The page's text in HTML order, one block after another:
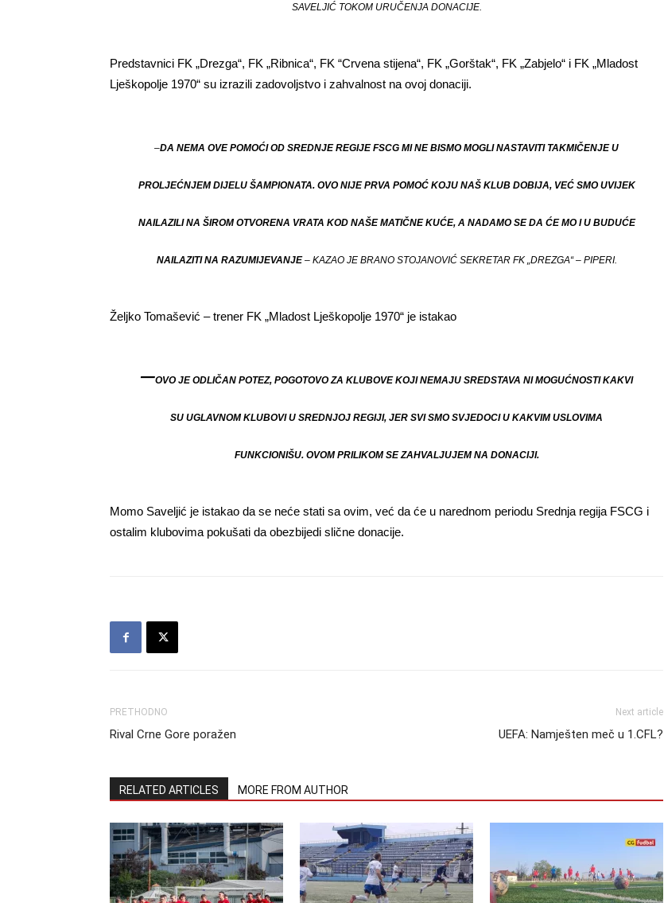
SAVELJIĆ TOKOM URUČENJA DONACIJE.
Predstavnici FK „Drezga“, FK „Ribnica“, FK “Crvena stijena“, FK „Gorštak“, FK „Zabjelo“ i FK „Mladost
Lješkopolje 1970“ su izrazili zadovoljstvo i zahvalnost na ovoj donaciji.
–DA NEMA OVE POMOĆI OD SREDNJE REGIJE FSCG MI NE BISMO MOGLI NASTAVITI TAKMIČENJE U
PROLJEĆNJEM DIJELU ŠAMPIONATA. OVO NIJE PRVA POMOĆ KOJU NAŠ KLUB DOBIJA, VEĆ SMO UVIJEK
NAILAZILI NA ŠIROM OTVORENA VRATA KOD NAŠE MATIČNE KUĆE, A NADAMO SE DA ĆE MO I U BUDUĆE
NAILAZITI NA RAZUMIJEVANJE– KAZAO JE BRANO STOJANOVIĆ SEKRETAR FK „DREZGA“ – PIPERI.
Željko Tomašević – trener FK „Mladost Lješkopolje 1970“ je istakao
–OVO JE ODLIČAN POTEZ, POGOTOVO ZA KLUBOVE KOJI NEMAJU SREDSTAVA NI MOGUĆNOSTI KAKVI
SU UGLAVNOM KLUBOVI U SREDNJOJ REGIJI, JER SVI SMO SVJEDOCI U KAKVIM USLOVIMA
FUNKCIONIŠU. OVOM PRILIKOM SE ZAHVALJUJEM NA DONACIJI.
Momo Saveljić je istakao da se neće stati sa ovim, već da će u narednom periodu Srednja regija FSCG i
ostalim klubovima pokušati da obezbijedi slične donacije.
PRETHODNO
Rival Crne Gore poražen
Next article
UEFA: Namješten meč u 1.CFL?
RELATED ARTICLES MORE FROM AUTHOR